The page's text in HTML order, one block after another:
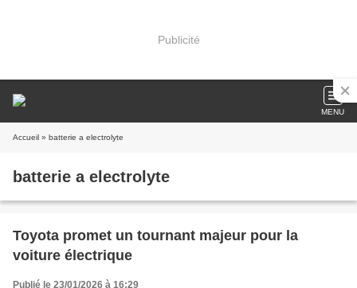
Publicité
MENU
Accueil » batterie a electrolyte
batterie a electrolyte
Toyota promet un tournant majeur pour la
voiture électrique
Publié le 23/01/2026 à 16:29